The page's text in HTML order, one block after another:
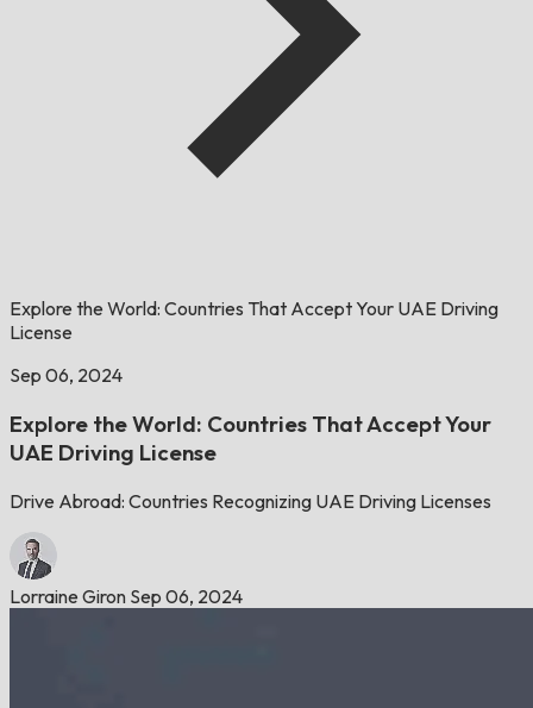
Explore the World: Countries That Accept Your UAE Driving
License
Sep 06, 2024
Explore the World: Countries That Accept Your
UAE Driving License
Drive Abroad: Countries Recognizing UAE Driving Licenses
Lorraine Giron Sep 06, 2024